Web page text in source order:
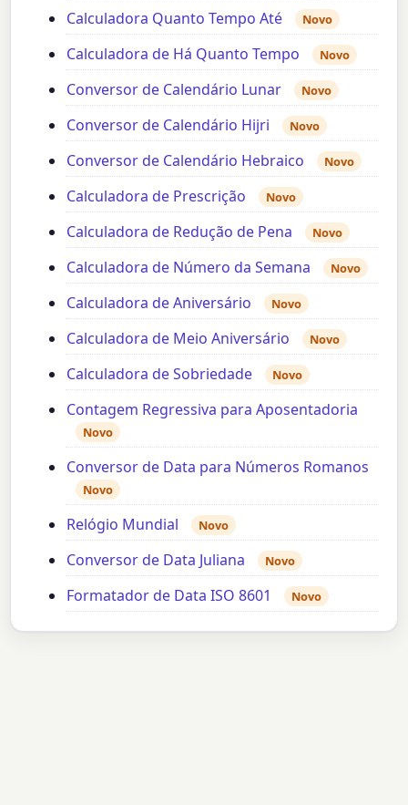
Calculadora Quanto Tempo Até Novo
Calculadora de Há Quanto Tempo Novo
Conversor de Calendário Lunar Novo
Conversor de Calendário Hijri Novo
Conversor de Calendário Hebraico Novo
Calculadora de Prescrição Novo
Calculadora de Redução de Pena Novo
Calculadora de Número da Semana Novo
Calculadora de Aniversário Novo
Calculadora de Meio Aniversário Novo
Calculadora de Sobriedade Novo
Contagem Regressiva para Aposentadoria
Novo
Conversor de Data para Números Romanos
Novo
Relógio Mundial Novo
Conversor de Data Juliana Novo
Formatador de Data ISO 8601 Novo